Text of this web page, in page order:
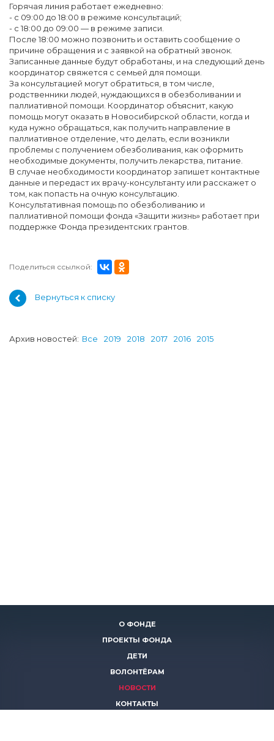
Горячая линия работает ежедневно:
- с 09:00 до 18:00 в режиме консультаций;
- с 18:00 до 09:00 — в режиме записи.
После 18:00 можно позвонить и оставить сообщение о
причине обращения и с заявкой на обратный звонок.
Записанные данные будут обработаны, и на следующий день
координатор свяжется с семьей для помощи.
За консультацией могут обратиться, в том числе,
родственники людей, нуждающихся в обезболивании и
паллиативной помощи. Координатор объяснит, какую
помощь могут оказать в Новосибирской области, когда и
куда нужно обращаться, как получить направление в
паллиативное отделение, что делать, если возникли
проблемы с получением обезболивания, как оформить
необходимые документы, получить лекарства, питание.
В случае необходимости координатор запишет контактные
данные и передаст их врачу-консультанту или расскажет о
том, как попасть на очную консультацию.
Консультативная помощь по обезболиванию и
паллиативной помощи фонда «Защити жизнь» работает при
поддержке Фонда президентских грантов.
Поделиться ссылкой:
Вернуться к списку
Архив новостей: Все 2019 2018 2017 2016 2015
О ФОНДЕ
ПРОЕКТЫ ФОНДА
ДЕТИ
ВОЛОНТЁРАМ
НОВОСТИ
КОНТАКТЫ